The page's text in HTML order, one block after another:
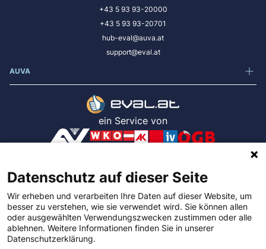
+43 5 93 93-20000
+43 5 93 93-20701
hub-eval@auva.at
support@eval.at
AUVA
ein Service von
Impressum
Datenschutz
Datenschutz auf dieser Seite
Wir erheben und verarbeiten Ihre Daten auf dieser Website, um
besser zu verstehen, wie sie verwendet wird. Sie können allen
oder ausgewählten Verwendungszwecken zustimmen oder alle
ablehnen. Weitere Informationen finden Sie in unserer
Datenschutzerklärung.